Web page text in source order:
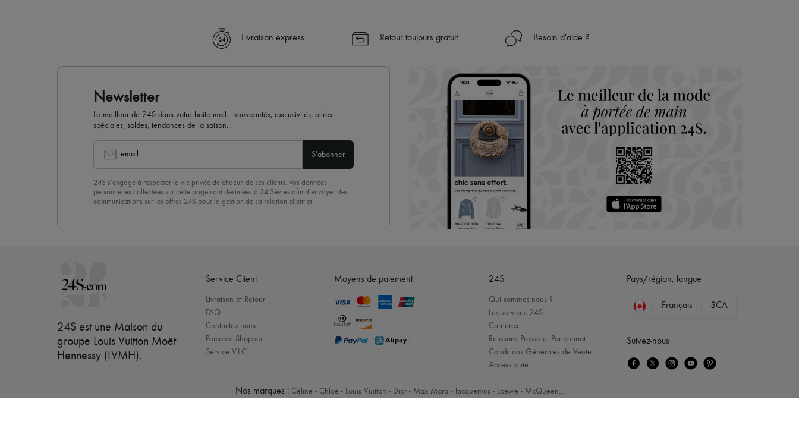
Livraison express
Retour toujours gratuit Besoin d'aide ?
Newsletter
Le meilleur de 24S dans votre boite mail : nouveautés, exclusivités, offres
spéciales, soldes, tendances de la saison...
email S'abonner
24S s’engage à respecter la vie privée de chacun de ses clients. Vos données
personnelles collectées sur cette page sont destinées à 24 Sèvres afin d’envoyer des
communications sur les offres 24S pour la gestion de sa relation client et
désinscrire » en bas de page de nos emails.
24S est une Maison du
groupe Louis Vuitton Moët
Hennessy (LVMH).
Service Client
Livraison et Retour
FAQ
Contactez-nous
Personal Shopper
Service V.I.C.
Moyens de paiement 24S
Qui sommes-nous ?
Les services 24S
Carrières
Relations Presse et Partenariat
Conditions Générales de Vente
Accessibilité
Pays/région, langue
Français $CA
Suivez-nous
Nos marques : Celine - Chloe - Louis Vuitton - Dior- Max Mara- Jacquemus- Loewe - McQueen...